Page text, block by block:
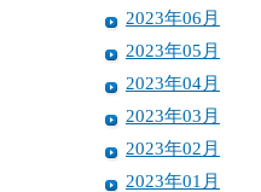
2023年06月
2023年05月
2023年04月
2023年03月
2023年02月
2023年01月